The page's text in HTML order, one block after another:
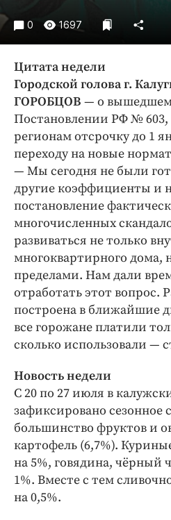
0 1697
Цитата недели
Городской голова г.
ГОРОБЦОВ — о
Постановлении РФ № 603,
регионам отсрочку до 1
переходу на новые
— Мы сегодня не были
другие коэффициенты и
постановление
многочисленных
развиваться не только
многоквартирного дома,
пределами. Нам дали
отработать этот вопрос.
построена в ближайшие
все горожане платили
сколько использовали —
Новость недели
С 20 по 27 июля в
зафиксировано сезонное
большинство фруктов и
картофель (6,7%).
на 5%, говядина, чёрный
1%. Вместе с тем
на 0,5%.